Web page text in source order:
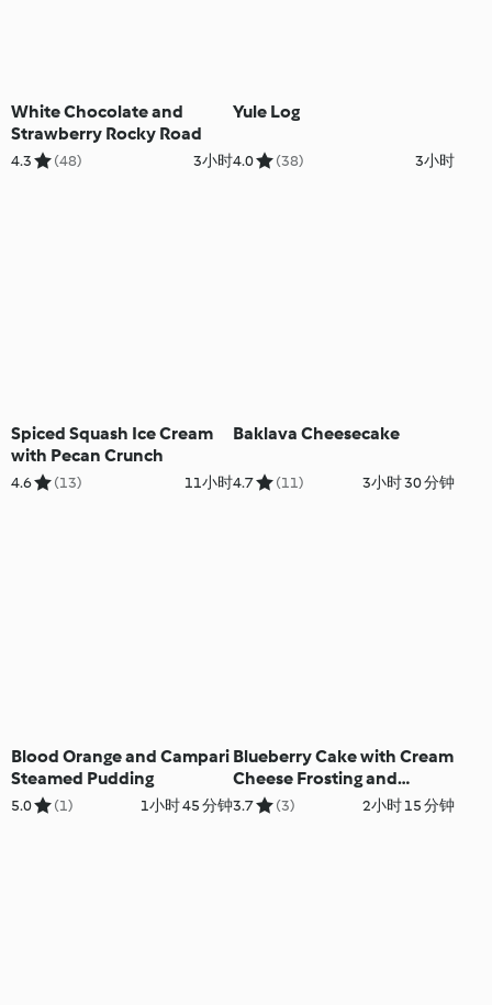
White Chocolate and
Strawberry Rocky Road
4.3 (48) 3小时
Yule Log
4.0 (38) 3小时
Spiced Squash Ice Cream
with Pecan Crunch
4.6 (13) 11小时
Baklava Cheesecake
4.7 (11) 3小时 30 分钟
Blood Orange and Campari
Steamed Pudding
5.0 (1) 1小时 45 分钟
Blueberry Cake with Cream
Cheese Frosting and
Lemon Curd
3.7 (3) 2小时 15 分钟